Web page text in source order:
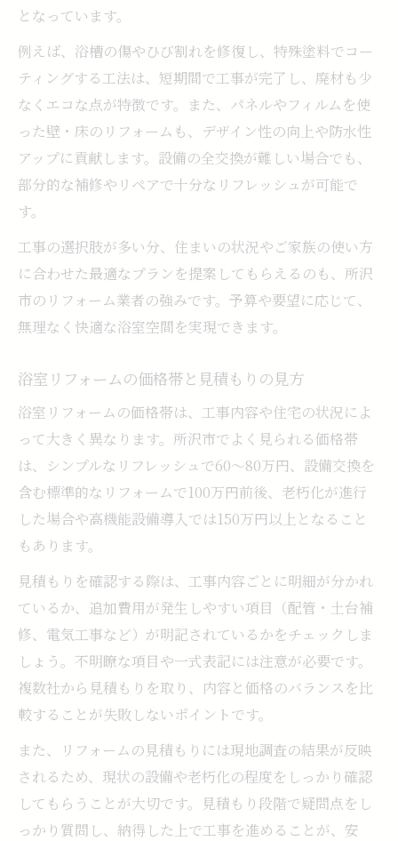
所沢で人気の浴室リフォーム実例を紹介
浴室リフォーム費用と満足度の関係を解説
リフォーム所沢で選ばれる理由と工事内容
最新の浴室リフォーム技術と施工の特徴
となっています。
例えば、浴槽の傷やひび割れを修復し、特殊塗料でコー
ティングする工法は、短期間で工事が完了し、廃材も少
なくエコな点が特徴です。また、パネルやフィルムを使
った壁・床のリフォームも、デザイン性の向上や防水性
アップに貢献します。設備の全交換が難しい場合でも、
部分的な補修やリペアで十分なリフレッシュが可能で
す。
工事の選択肢が多い分、住まいの状況やご家族の使い方
に合わせた最適なプランを提案してもらえるのも、所沢
市のリフォーム業者の強みです。予算や要望に応じて、
無理なく快適な浴室空間を実現できます。
浴室リフォームの価格帯と見積もりの見方
浴室リフォームの価格帯は、工事内容や住宅の状況によ
って大きく異なります。所沢市でよく見られる価格帯
は、シンプルなリフレッシュで60〜80万円、設備交換を
含む標準的なリフォームで100万円前後、老朽化が進行
した場合や高機能設備導入では150万円以上となること
もあります。
見積もりを確認する際は、工事内容ごとに明細が分かれ
ているか、追加費用が発生しやすい項目（配管・土台補
修、電気工事など）が明記されているかをチェックしま
しょう。不明瞭な項目や一式表記には注意が必要です。
複数社から見積もりを取り、内容と価格のバランスを比
較することが失敗しないポイントです。
また、リフォームの見積もりには現地調査の結果が反映
されるため、現状の設備や老朽化の程度をしっかり確認
してもらうことが大切です。見積もり段階で疑問点をし
っかり質問し、納得した上で工事を進めることが、安